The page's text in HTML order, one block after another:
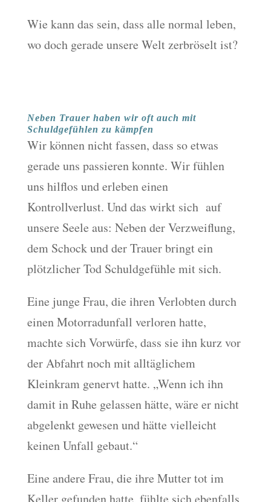
Wie kann das sein, dass alle normal leben,
wo doch gerade unsere Welt zerbröselt ist?
Neben Trauer haben wir oft auch mit
Schuldgefühlen zu kämpfen
Wir können nicht fassen, dass so etwas
gerade uns passieren konnte. Wir fühlen
uns hilflos und erleben einen
Kontrollverlust. Und das wirkt sich auf
unsere Seele aus: Neben der Verzweiflung,
dem Schock und der Trauer bringt ein
plötzlicher Tod Schuldgefühle mit sich.
Eine junge Frau, die ihren Verlobten durch
einen Motorradunfall verloren hatte,
machte sich Vorwürfe, dass sie ihn kurz vor
der Abfahrt noch mit alltäglichem
Kleinkram genervt hatte. „Wenn ich ihn
damit in Ruhe gelassen hätte, wäre er nicht
abgelenkt gewesen und hätte vielleicht
keinen Unfall gebaut.“
Eine andere Frau, die ihre Mutter tot im
Keller gefunden hatte, fühlte sich ebenfalls